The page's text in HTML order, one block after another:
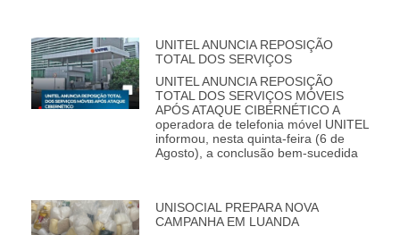
UNITEL ANUNCIA REPOSIÇÃO
TOTAL DOS SERVIÇOS
UNITEL ANUNCIA REPOSIÇÃO
TOTAL DOS SERVIÇOS MÓVEIS
APÓS ATAQUE CIBERNÉTICO A
operadora de telefonia móvel UNITEL
informou, nesta quinta-feira (6 de
Agosto), a conclusão bem-sucedida
UNISOCIAL PREPARA NOVA
CAMPANHA EM LUANDA